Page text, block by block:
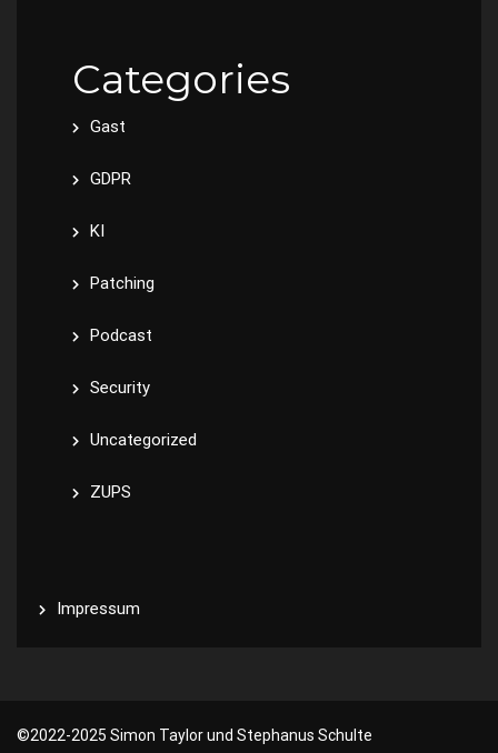
Categories
Gast
GDPR
KI
Patching
Podcast
Security
Uncategorized
ZUPS
Impressum
©️2022-2025 Simon Taylor und Stephanus Schulte